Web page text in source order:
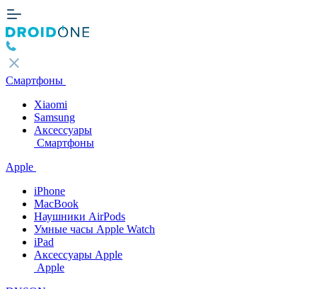
Смартфоны
Xiaomi
Samsung
Аксессуары
Смартфоны
Apple
iPhone
MacBook
Наушники AirPods
Умные часы Apple Watch
iPad
Аксессуары Apple
Apple